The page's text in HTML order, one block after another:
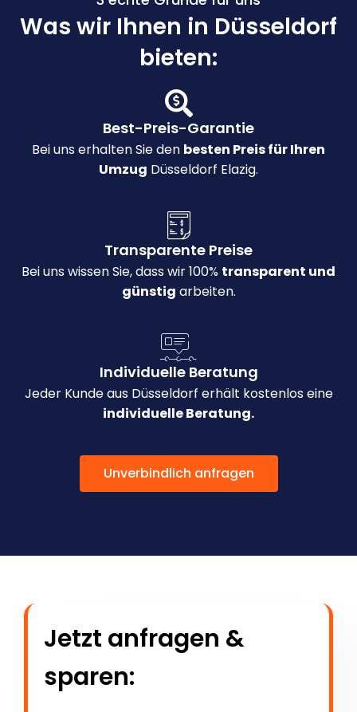
Was wir Ihnen in Düsseldorf
bieten:
Best-Preis-Garantie
Bei uns erhalten Sie den besten Preis für Ihren
Umzug Düsseldorf Elazig.
Transparente Preise
Bei uns wissen Sie, dass wir 100% transparent und
günstig arbeiten.
Individuelle Beratung
Jeder Kunde aus Düsseldorf erhält kostenlos eine
individuelle Beratung.
Unverbindlich anfragen
Jetzt anfragen &
sparen: